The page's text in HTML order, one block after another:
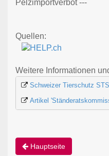
Pelzimportverbot ---
Quellen:
Weitere Informationen
Schweizer Tierschutz STS
Artikel
Hauptseite